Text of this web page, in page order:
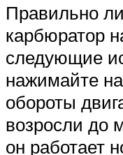
Правильно
карбюратор
следующие
нажимайте
обороты
возросли до
он работает